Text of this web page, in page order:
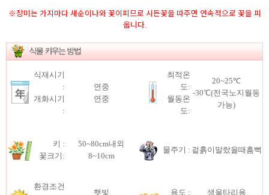
※장미는 가지마다 새순이나와 꽃이피므로 시든꽃을 따주면 연속적으로 꽃을 피
웁니다.
식재시기
:
개화시기
:
연중
연중
최적온
도:
월동온
도:
20~25℃
-30℃(전국노지월동
가능)
키 :
꽃크기:
50~80cm내외
8~10cm
물주기 : 겉흙이말랐을때흠뻑
환경조건
햇빛 용도 : 생울타리용